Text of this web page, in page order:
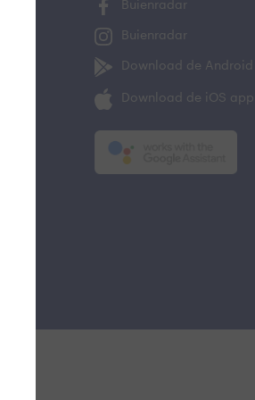
Buienradar
Buienradar
Download de
Download de iOS app